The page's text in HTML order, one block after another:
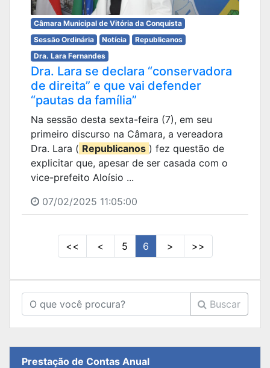
Câmara Municipal de Vitória da Conquista
Sessão Ordinária
Notícia
Republicanos
Dra. Lara Fernandes
Dra. Lara se declara “conservadora
de direita” e que vai defender
“pautas da família”
Na sessão desta sexta-feira (7), em seu
primeiro discurso na Câmara, a vereadora
Dra. Lara ( Republicanos ) fez questão de
explicitar que, apesar de ser casada com o
vice-prefeito Aloísio ...
07/02/2025 11:05:00
<< < 5 6 > >>
Buscar
Prestação de Contas Anual